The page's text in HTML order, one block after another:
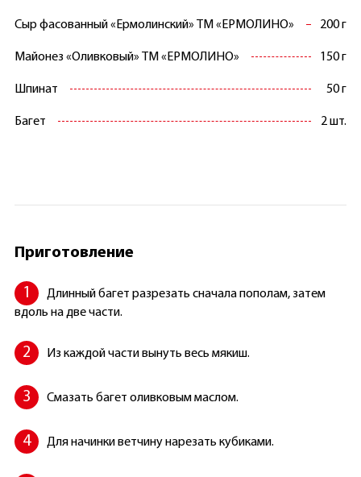
Сыр фасованный «Ермолинский» ТМ «ЕРМОЛИНО» 200 г
Майонез «Оливковый» ТМ «ЕРМОЛИНО» 150 г
Шпинат 50 г
Багет 2 шт.
Приготовление
Длинный багет разрезать сначала пополам, затем
вдоль на две части.
Из каждой части вынуть весь мякиш.
Смазать багет оливковым маслом.
Для начинки ветчину нарезать кубиками.